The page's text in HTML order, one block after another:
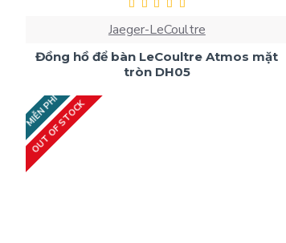
Jaeger-LeCoultre
Đồng hồ để bàn LeCoultre Atmos mặt
tròn DH05
MIỄN PHÍ
OUT OF STOCK